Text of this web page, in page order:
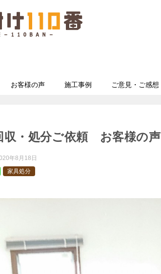
お客様の声 施工事例 ご意見・ご感想
収・処分ご依頼 お客様の声
年8月18日
家具処分